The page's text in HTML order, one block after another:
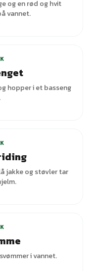
og en rød og hvit
vannet.
hopper i et basseng
jakke og støvler tar
i vannet.